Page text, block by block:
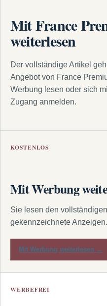
Mit France
weiterlesen
Der vollständige Artikel
Angebot von France
Werbung lesen oder sich
Zugang anmelden.
KOSTENLOS
Mit Werbung
Sie lesen den
gekennzeichnete Anzeigen.
Mit Werbung weiterlesen →
WERBEFREI